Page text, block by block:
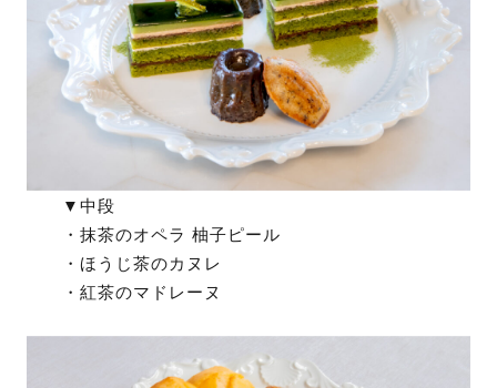
▼中段
・抹茶のオペラ 柚子ピール
・ほうじ茶のカヌレ
・紅茶のマドレーヌ